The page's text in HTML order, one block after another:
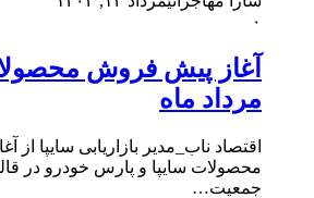
۰
مرداد ماه
اقتصاد ناب_مدیر بازاریابی سایپا
محصولات سایپا و پارس خودرو در
جمعیت…